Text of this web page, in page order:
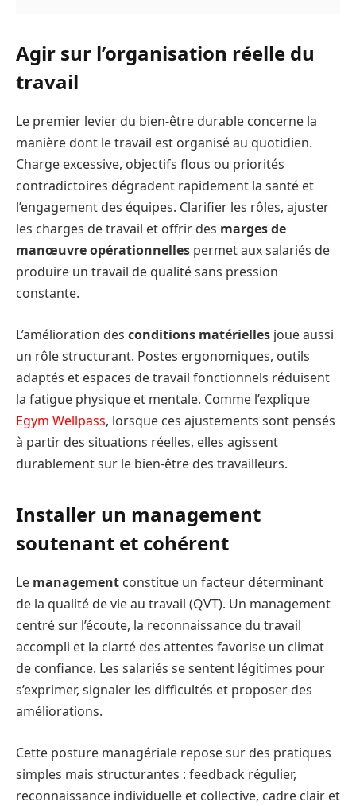
Agir sur l’organisation réelle du
travail
Le premier levier du bien-être durable concerne la
manière dont le travail est organisé au quotidien.
Charge excessive, objectifs flous ou priorités
contradictoires dégradent rapidement la santé et
l’engagement des équipes. Clarifier les rôles, ajuster
les charges de travail et offrir des marges de
manœuvre opérationnelles permet aux salariés de
produire un travail de qualité sans pression
constante.
L’amélioration des conditions matérielles joue aussi
un rôle structurant. Postes ergonomiques, outils
adaptés et espaces de travail fonctionnels réduisent
la fatigue physique et mentale. Comme l’explique
Egym Wellpass, lorsque ces ajustements sont pensés
à partir des situations réelles, elles agissent
durablement sur le bien-être des travailleurs.
Installer un management
soutenant et cohérent
Le management constitue un facteur déterminant
de la qualité de vie au travail (QVT). Un management
centré sur l’écoute, la reconnaissance du travail
accompli et la clarté des attentes favorise un climat
de confiance. Les salariés se sentent légitimes pour
s’exprimer, signaler les difficultés et proposer des
améliorations.
Cette posture managériale repose sur des pratiques
simples mais structurantes : feedback régulier,
reconnaissance individuelle et collective, cadre clair et